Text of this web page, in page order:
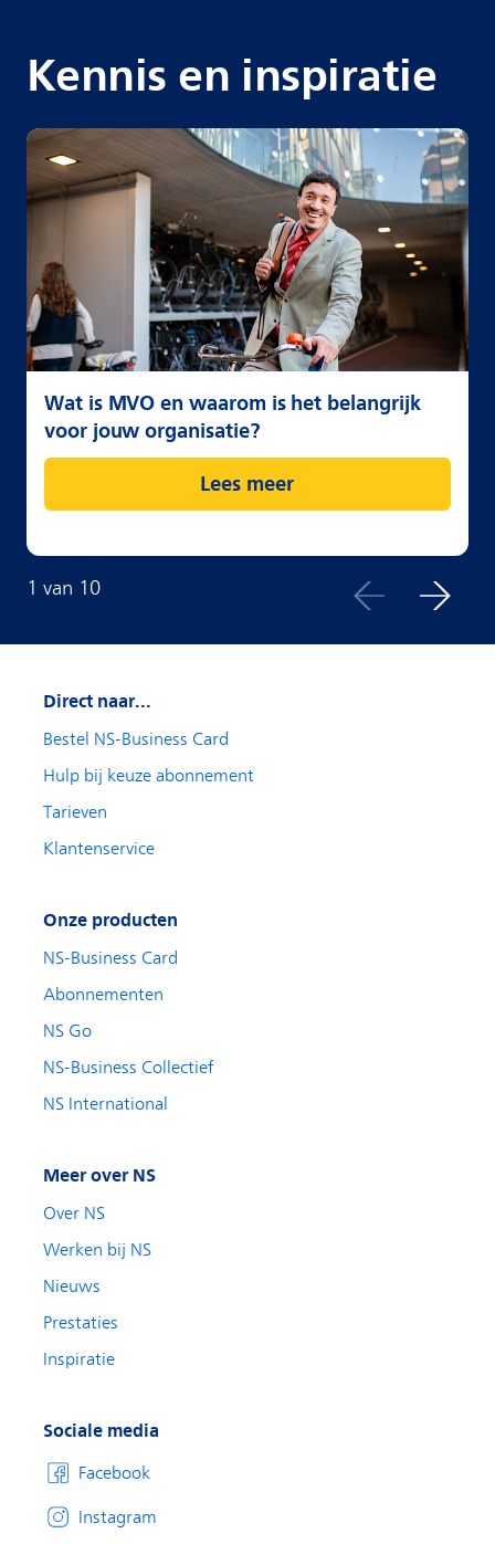
Kennis en inspiratie
Wat is MVO en waarom is het belangrijk
voor jouw organisatie?
Lees meer
1 van 10
Direct naar...
Bestel NS-Business Card
Hulp bij keuze abonnement
Tarieven
Klantenservice
Onze producten
NS-Business Card
Abonnementen
NS Go
NS-Business Collectief
NS International
Meer over NS
Over NS
Werken bij NS
Nieuws
Prestaties
Inspiratie
Sociale media
Facebook
Instagram